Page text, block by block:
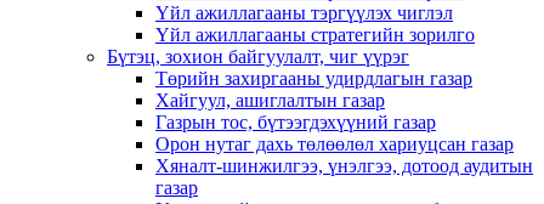
Үйл ажиллагааны тэргүүлэх чиглэл
Үйл ажиллагааны стратегийн зорилго
Бүтэц, зохион байгуулалт, чиг үүрэг
Төрийн захиргааны удирдлагын газар
Хайгуул, ашиглалтын газар
Газрын тос, бүтээгдэхүүний газар
Орон нутаг дахь төлөөлөл хариуцсан газар
Хяналт-шинжилгээ, үнэлгээ, дотоод аудитын
газар